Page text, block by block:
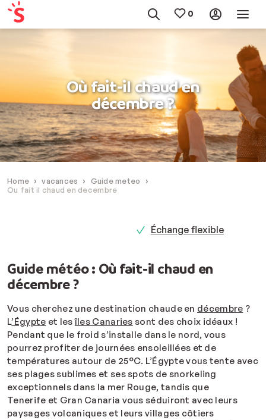
Où fait-il chaud en
décembre ?
Home vacances
Guide meteo
Ou fait il chaud en decembre
Échange flexible
Guide météo : Où fait-il chaud en
décembre ?
Vous cherchez une destination chaude en décembre ?
L’Égypte et lesîles Canaries sont des choix idéaux !
Pendant que le froid s’installe dans le nord, vous
pourrez profiter de journées ensoleillées et de
températures autour de 25°C. L’Égypte vous tente avec
ses plages sublimes et ses spots de snorkeling
exceptionnels dans la mer Rouge, tandis que
Tenerife et Gran Canaria vous séduiront avec leurs
paysages volcaniques et leurs villages côtiers